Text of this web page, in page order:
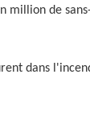
million de
dans